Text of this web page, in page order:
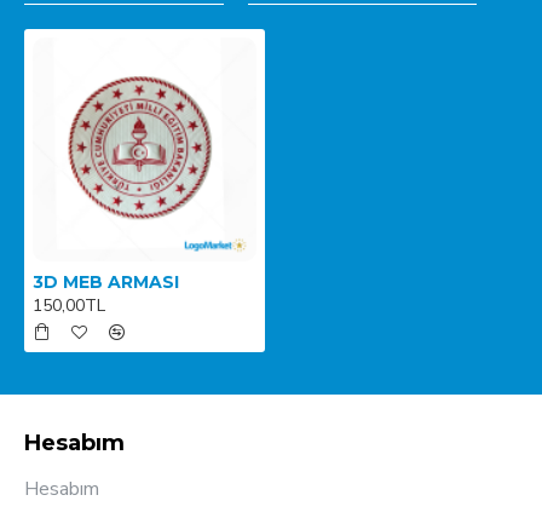
3D MEB ARMASI
150,00TL
Hesabım
Hesabım